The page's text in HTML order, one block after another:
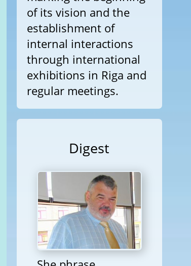
of its vision and the
establishment of
internal interactions
through international
exhibitions in Riga and
regular meetings.
Digest